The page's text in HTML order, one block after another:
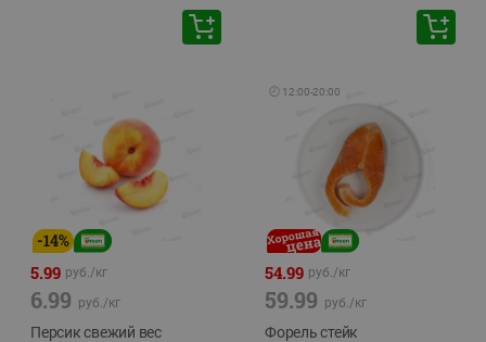
-14%
5.99 руб./кг
6.99 руб./кг
Персик свежий вес
🕘 12:00-20:00
54.99 руб./кг
59.99 руб./кг
Форель стейк